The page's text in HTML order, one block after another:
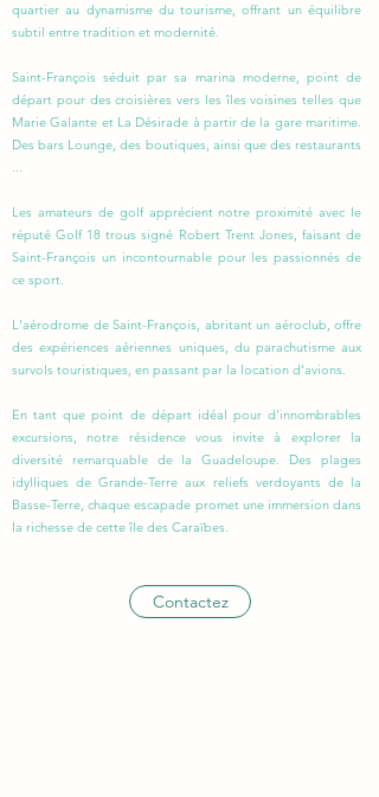
quartier au dynamisme du tourisme, offrant un équilibre
subtil entre tradition et modernité.
Saint-François séduit par sa marina moderne, point de
départ pour des croisières vers les îles voisines telles que
Marie Galante et La Désirade à partir de la gare maritime.
Des bars Lounge, des boutiques, ainsi que des restaurants
...
Les amateurs de golf apprécient notre proximité avec le
réputé Golf 18 trous signé Robert Trent Jones, faisant de
Saint-François un incontournable pour les passionnés de
ce sport.
L'aérodrome de Saint-François, abritant un aéroclub, offre
des expériences aériennes uniques, du parachutisme aux
survols touristiques, en passant par la location d'avions.
En tant que point de départ idéal pour d'innombrables
excursions, notre résidence vous invite à explorer la
diversité remarquable de la Guadeloupe. Des plages
idylliques de Grande-Terre aux reliefs verdoyants de la
Basse-Terre, chaque escapade promet une immersion dans
la richesse de cette île des Caraïbes.
Contactez